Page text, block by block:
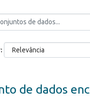
de dados